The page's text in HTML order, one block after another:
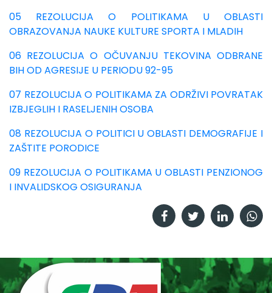
05 REZOLUCIJA O POLITIKAMA U OBLASTI
OBRAZOVANJA NAUKE KULTURE SPORTA I MLADIH
06 REZOLUCIJA O OČUVANJU TEKOVINA ODBRANE
BIH OD AGRESIJE U PERIODU 92-95
07 REZOLUCIJA O POLITIKAMA ZA ODRŽIVI POVRATAK
IZBJEGLIH I RASELJENIH OSOBA
08 REZOLUCIJA O POLITICI U OBLASTI DEMOGRAFIJE I
ZAŠTITE PORODICE
09 REZOLUCIJA O POLITIKAMA U OBLASTI PENZIONOG
I INVALIDSKOG OSIGURANJA